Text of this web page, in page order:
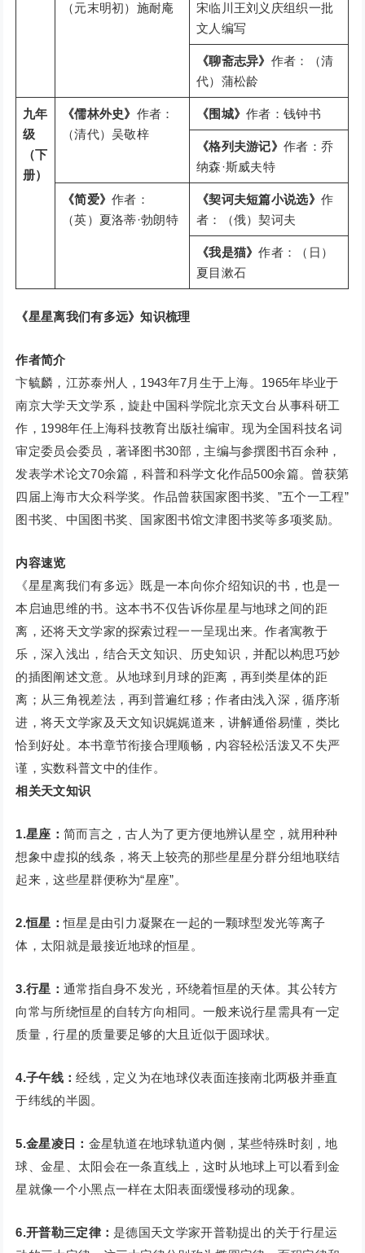
（元末明初）施耐庵
宋临川王刘义庆组织一批
文人编写
《聊斋志异》 作者：（清
代）蒲松龄
九年
级
（下
册）
《儒林外史》 作者：
（清代）吴敬梓
《围城》作者：钱钟书
《格列夫游记》作者：乔
纳森·斯威夫特
《简爱》作者：
（英）夏洛蒂·勃朗特
《契诃夫短篇小说选》 作
者：（俄）契诃夫
《我是猫》作者：（日）
夏目漱石
《星星离我们有多远》知识梳理
作者简介
卞毓麟，江苏泰州人，1943年7月生于上海。1965年毕业于
南京大学天文学系，旋赴中国科学院北京天文台从事科研工
作，1998年任上海科技教育出版社编审。现为全国科技名词
审定委员会委员，著译图书30部，主编与参撰图书百余种，
发表学术论文70余篇，科普和科学文化作品500余篇。曾获第
四届上海市大众科学奖。作品曾获国家图书奖、”五个一工程”
图书奖、中国图书奖、国家图书馆文津图书奖等多项奖励。
内容速览
《星星离我们有多远》既是一本向你介绍知识的书，也是一
本启迪思维的书。这本书不仅告诉你星星与地球之间的距
离，还将天文学家的探索过程一一呈现出来。作者寓教于
乐，深入浅出，结合天文知识、历史知识，并配以构思巧妙
的插图阐述文意。从地球到月球的距离，再到类星体的距
离；从三角视差法，再到普遍红移；作者由浅入深，循序渐
进，将天文学家及天文知识娓娓道来，讲解通俗易懂，类比
恰到好处。本书章节衔接合理顺畅，内容轻松活泼又不失严
谨，实数科普文中的佳作。
相关天文知识
1.星座： 简而言之，古人为了更方便地辨认星空，就用种种
想象中虚拟的线条，将天上较亮的那些星星分群分组地联结
起来，这些星群便称为“星座”。
2.恒星：恒星是由引力凝聚在一起的一颗球型发光等离子
体，太阳就是最接近地球的恒星。
3.行星： 通常指自身不发光，环绕着恒星的天体。其公转方
向常与所绕恒星的自转方向相同。一般来说行星需具有一定
质量，行星的质量要足够的大且近似于圆球状。
4.子午线：经线，定义为在地球仪表面连接南北两极并垂直
于纬线的半圆。
5.金星凌日： 金星轨道在地球轨道内侧，某些特殊时刻，地
球、金星、太阳会在一条直线上，这时从地球上可以看到金
星就像一个小黑点一样在太阳表面缓慢移动的现象。
6.开普勒三定律： 是德国天文学家开普勒提出的关于行星运